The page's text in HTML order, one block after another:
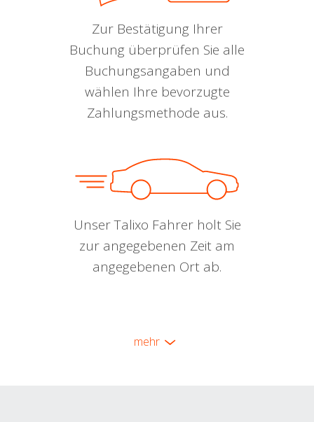
Zur Bestätigung Ihrer
Buchung überprüfen Sie alle
Buchungsangaben und
wählen Ihre bevorzugte
Zahlungsmethode aus.
Unser Talixo Fahrer holt Sie
zur angegebenen Zeit am
angegebenen Ort ab.
mehr